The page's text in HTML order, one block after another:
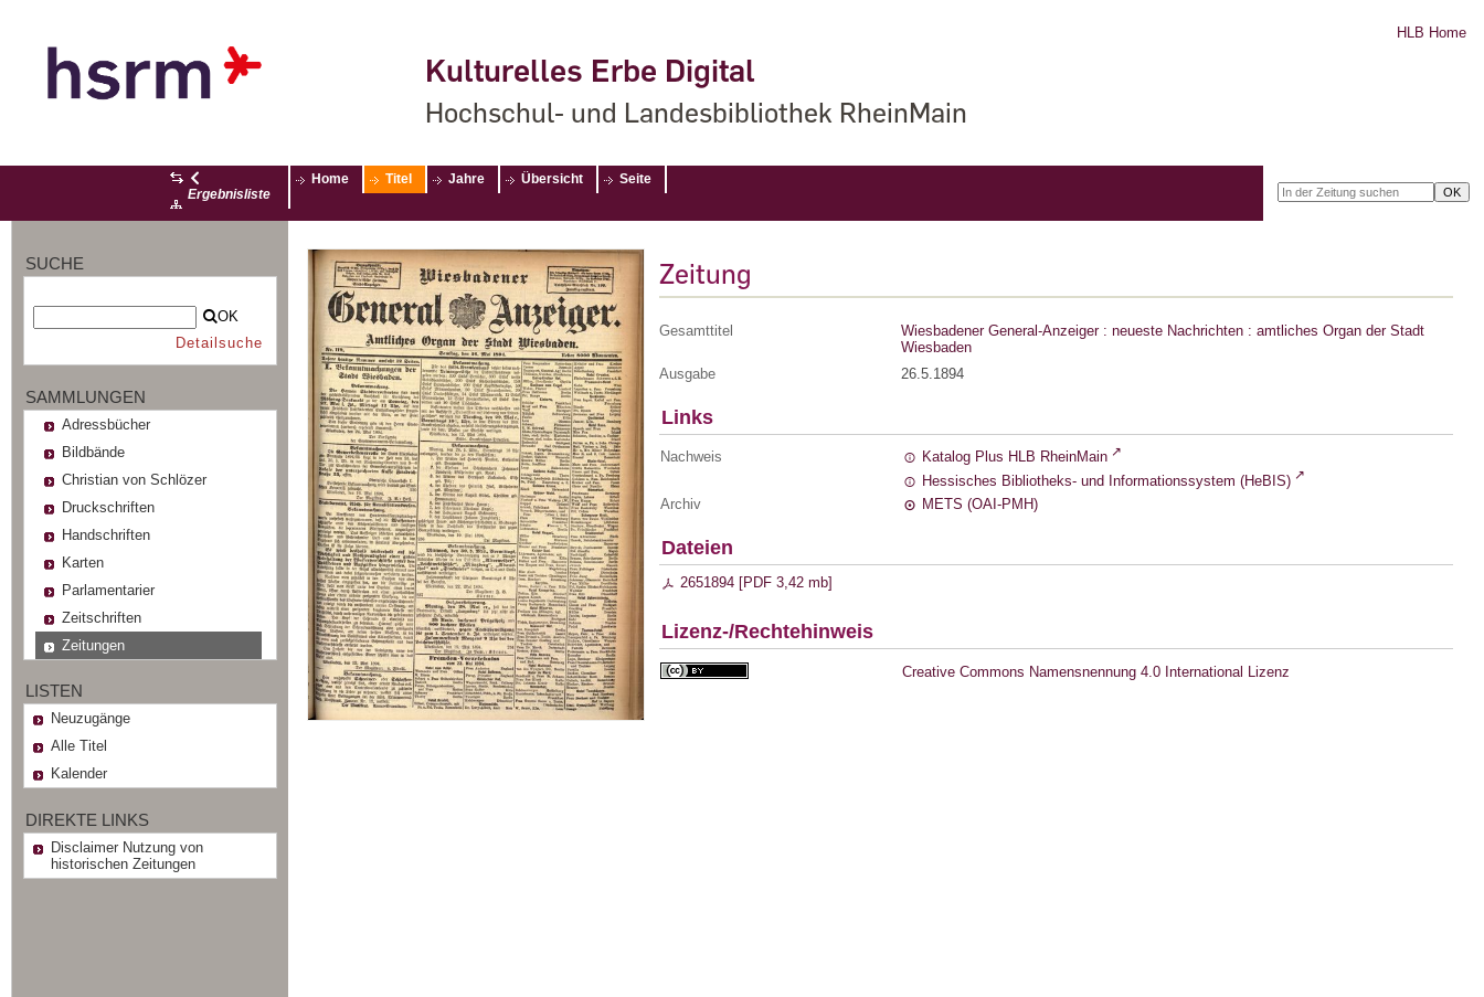
Kulturelles Erbe Digital
Hochschul- und Landesbibliothek RheinMain
HLB Home
Ergebnisliste
Home Titel Jahre Übersicht Seite
SUCHE
OK
Detailsuche
SAMMLUNGEN
Adressbücher
Bildbände
Christian von Schlözer
Druckschriften
Handschriften
Karten
Parlamentarier
Zeitschriften
Zeitungen
LISTEN
Neuzugänge
Alle Titel
Kalender
DIREKTE LINKS
Disclaimer Nutzung von
historischen Zeitungen
Zeitung
Gesamttitel
Wiesbadener General-Anzeiger : neueste Nachrichten : amtliches Organ der Stadt
Wiesbaden
Ausgabe
26.5.1894
Links
Nachweis
Katalog Plus HLB RheinMain
Hessisches Bibliotheks- und Informationssystem (HeBIS)
Archiv
METS (OAI-PMH)
Dateien
2651894 [PDF 3,42 mb]
Lizenz-/Rechtehinweis
Creative Commons Namensnennung 4.0 International Lizenz